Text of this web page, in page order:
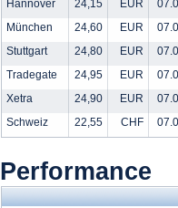
Hannover
24,15 EUR
München
24,60 EUR
Stuttgart
24,80 EUR
Tradegate
24,95 EUR
Xetra
24,90 EUR
Schweiz
22,55 CHF
Performance